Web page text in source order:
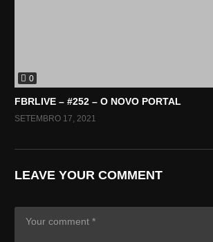
0
FBRLIVE – #252 – O NOVO PORTAL
SETEMBRO 17, 2021
LEAVE YOUR COMMENT